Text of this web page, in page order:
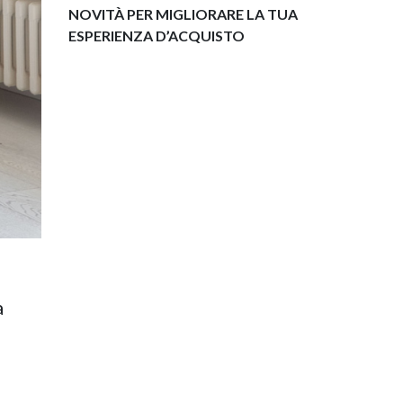
NOVITÀ PER MIGLIORARE LA TUA
ESPERIENZA D’ACQUISTO